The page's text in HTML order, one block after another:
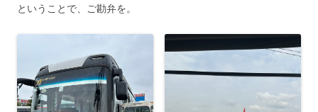
ということで、ご勘弁を。